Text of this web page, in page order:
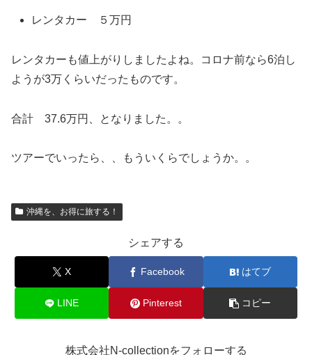
レンタカー ５万円
レンタカーも値上がりしましたよね。コロナ前なら6泊し
ようが3万くらいだったものです。
合計 37.6万円、となりました。。
ツアーでいったら、、もういくらでしょうか。。
沖縄を、お得に旅する！
シェアする
X Facebook はてブ
LINE Pinterest コピー
株式会社N-collectionをフォローする